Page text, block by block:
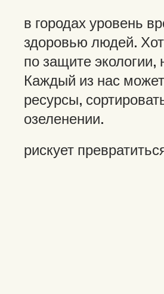
в городах уровень
здоровью людей.
по защите экологии,
Каждый из нас
ресурсы,
озеленении.
рискует